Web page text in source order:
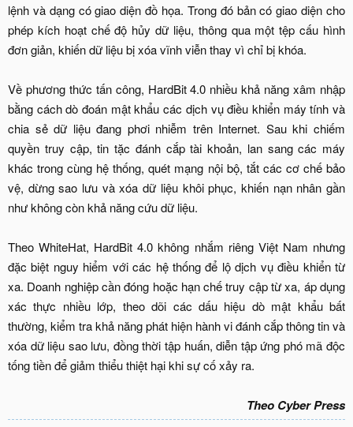
lệnh và dạng có giao diện đồ họa. Trong đó bản có giao diện cho
phép kích hoạt chế độ hủy dữ liệu, thông qua một tệp cấu hình
đơn giản, khiến dữ liệu bị xóa vĩnh viễn thay vì chỉ bị khóa.
Về phương thức tấn công, HardBit 4.0 nhiều khả năng xâm nhập
bằng cách dò đoán mật khẩu các dịch vụ điều khiển máy tính và
chia sẻ dữ liệu đang phơi nhiễm trên Internet. Sau khi chiếm
quyền truy cập, tin tặc đánh cắp tài khoản, lan sang các máy
khác trong cùng hệ thống, quét mạng nội bộ, tắt các cơ chế bảo
vệ, dừng sao lưu và xóa dữ liệu khôi phục, khiến nạn nhân gần
như không còn khả năng cứu dữ liệu.
Theo WhiteHat, HardBit 4.0 không nhắm riêng Việt Nam nhưng
đặc biệt nguy hiểm với các hệ thống để lộ dịch vụ điều khiển từ
xa. Doanh nghiệp cần đóng hoặc hạn chế truy cập từ xa, áp dụng
xác thực nhiều lớp, theo dõi các dấu hiệu dò mật khẩu bất
thường, kiểm tra khả năng phát hiện hành vi đánh cắp thông tin và
xóa dữ liệu sao lưu, đồng thời tập huấn, diễn tập ứng phó mã độc
tống tiền để giảm thiểu thiệt hại khi sự cố xảy ra.
Theo Cyber Press